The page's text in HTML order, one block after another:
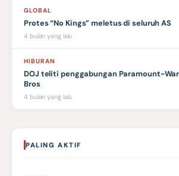
GLOBAL
Protes “No Kings” meletus di seluruh AS
4 bulan yang lalu
HIBURAN
DOJ teliti penggabungan Paramount-
Bros
4 bulan yang lalu
PALING AKTIF